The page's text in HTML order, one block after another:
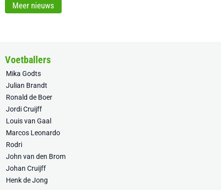
Meer nieuws
Voetballers
Mika Godts
Julian Brandt
Ronald de Boer
Jordi Cruijff
Louis van Gaal
Marcos Leonardo
Rodri
John van den Brom
Johan Cruijff
Henk de Jong